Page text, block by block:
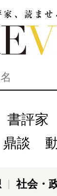
書評家
談
社会・